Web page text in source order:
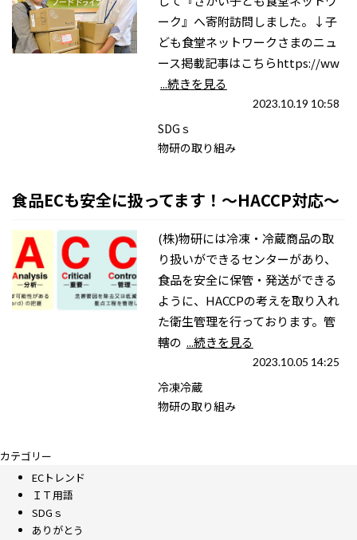
ーク』へ寄附訪問しました。↓子
ども食堂ネットワークさまのニュ
ース掲載記事はこちらhttps://ww
...続きを見る
2023.10.19 10:58
SDGｓ
物研の取り組み
食品ECも安全に扱ってます！～HACCP対応～
(株)物研には冷凍・冷蔵商品の取
り扱いができるセンターがあり、
食品を安全に保管・発送ができる
ように、HACCPの考えを取り入れ
た衛生管理を行っております。管
轄の ...続きを見る
2023.10.05 14:25
冷凍冷蔵
物研の取り組み
カテゴリー
ECトレンド
ＩＴ用語
SDGｓ
ありがとう